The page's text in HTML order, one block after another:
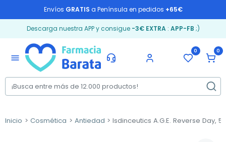
Envíos GRATIS a Península en pedidos +65€
Descarga nuestra APP y consigue -3€ EXTRA: APP-FB ;)
menu
0 0
Inicio Cosmética Antiedad Isdinceutics A.G.E. Reverse Day,